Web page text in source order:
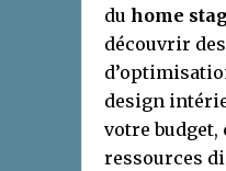
du home
découvrir
design
votre budget,
ressources